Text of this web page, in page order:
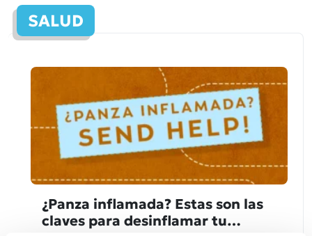
SALUD
¿Panza inflamada? Estas son las
claves para desinflamar tu